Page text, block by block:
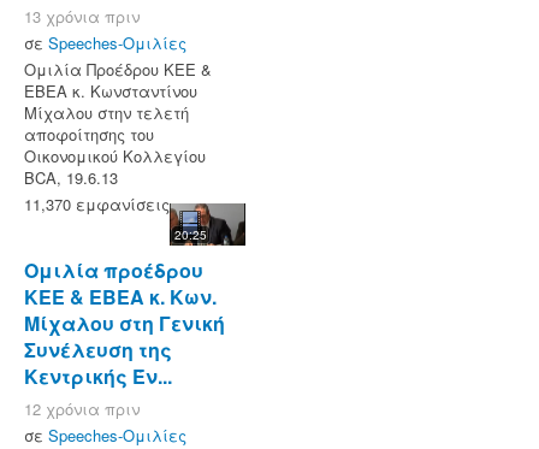
13 χρόνια πριν
σε Speeches-Ομιλίες
Ομιλία Προέδρου ΚΕΕ &
ΕΒΕΑ κ. Κωνσταντίνου
Μίχαλου στην τελετή
αποφοίτησης του
Οικονομικού Κολλεγίου
BCA, 19.6.13
11,370 εμφανίσεις
20:25
Ομιλία προέδρου
ΚΕΕ & ΕΒΕΑ κ. Κων.
Μίχαλου στη Γενική
Συνέλευση της
Κεντρικής Έν...
12 χρόνια πριν
σε Speeches-Ομιλίες